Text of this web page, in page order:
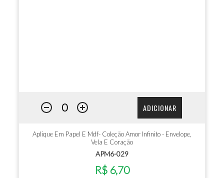
ADICIONAR
Aplique Em Papel E Mdf- Coleção Amor Infinito - Envelope,
Vela E Coração
APM6-029
R$ 6,70